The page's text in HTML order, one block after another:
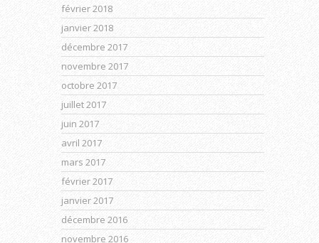
février 2018
janvier 2018
décembre 2017
novembre 2017
octobre 2017
juillet 2017
juin 2017
avril 2017
mars 2017
février 2017
janvier 2017
décembre 2016
novembre 2016